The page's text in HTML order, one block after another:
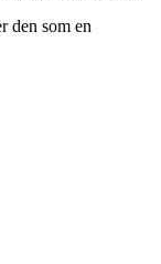
den som en